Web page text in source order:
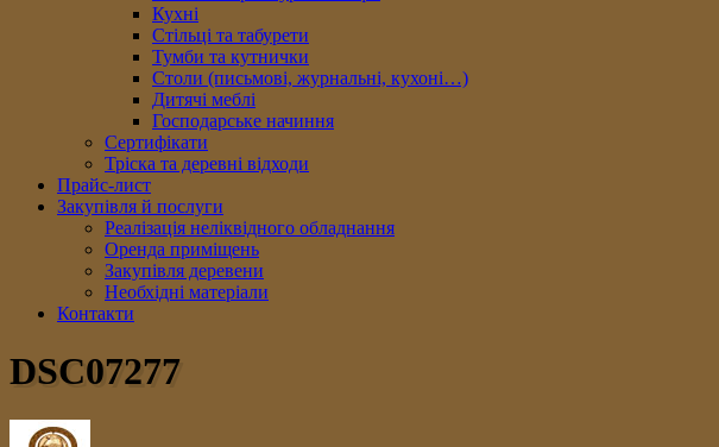
Кухні
Стільці та табурети
Тумби та кутнички
Столи (письмові, журнальні, кухоні…)
Дитячі меблі
Господарське начиння
Сертифікати
Тріска та деревні відходи
Прайс-лист
Закупівля й послуги
Реалізація неліквідного обладнання
Оренда приміщень
Закупівля деревени
Необхідні матеріали
Контакти
DSC07277